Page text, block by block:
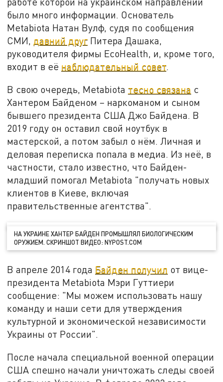
было много информации. Основатель
Metabiota Натан Вулф, судя по сообщения
СМИ, давний друг Питера Дашака,
руководителя фирмы EcoHealth, и, кроме того,
входит в её наблюдательный совет.
В свою очередь, Metabiota тесно связана с
Хантером Байденом – наркоманом и сыном
бывшего президента США Джо Байдена. В
2019 году он оставил свой ноутбук в
мастерской, а потом забыл о нём. Личная и
деловая переписка попала в медиа. Из неё, в
частности, стало известно, что Байден-
младший помогал Metabiota "получать новых
клиентов в Киеве, включая
правительственные агентства".
НА УКРАИНЕ ХАНТЕР БАЙДЕН ПРОМЫШЛЯЛ БИОЛОГИЧЕСКИМ
ОРУЖИЕМ. СКРИНШОТ ВИДЕО: NYPOST.COM
В апреле 2014 года Байден получил от вице-
президента Metabiota Мэри Гуттиери
сообщение: "Мы можем использовать нашу
команду и наши сети для утверждения
культурной и экономической независимости
Украины от России".
После начала специальной военной операции
США спешно начали уничтожать следы своей